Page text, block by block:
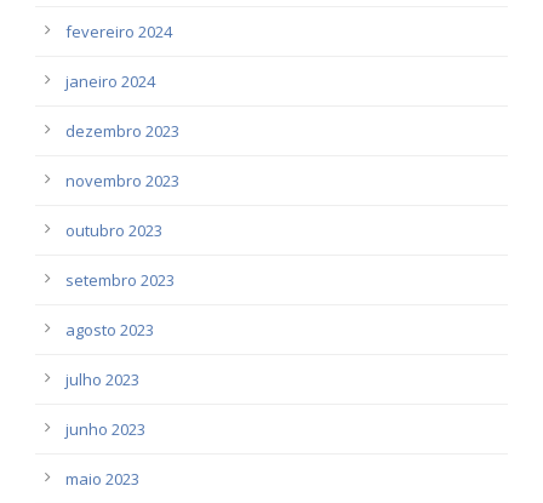
fevereiro 2024
janeiro 2024
dezembro 2023
novembro 2023
outubro 2023
setembro 2023
agosto 2023
julho 2023
junho 2023
maio 2023